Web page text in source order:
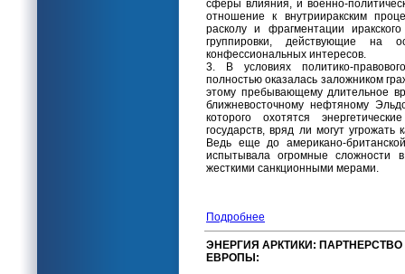
сферы влияния, и военно-
отношение к внутрииракским
расколу и фрагментации
группировки, действующие на
конфессиональных интересов.
3. В условиях политико-
полностью оказалась заложником
этому пребывающему длительное
ближневосточному нефтяному
которого охотятся
государств, вряд ли могут
Ведь еще до американо-
испытывала огромные сложности
жесткими санкционными мерами.
Подробнее
ЭНЕРГИЯ АРКТИКИ:
ЕВРОПЫ: